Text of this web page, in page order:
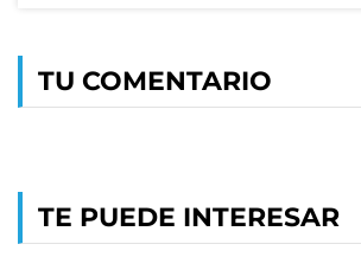
TU COMENTARIO
TE PUEDE INTERESAR